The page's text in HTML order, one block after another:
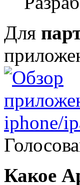
Для
Какое